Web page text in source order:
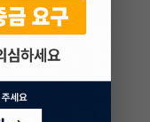
개월